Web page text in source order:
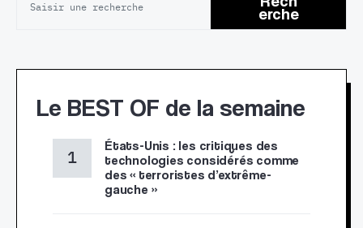
erche
Le BEST OF de la semaine
États-Unis : les critiques des
technologies considérés comme
des « terroristes d’extrême-
gauche »